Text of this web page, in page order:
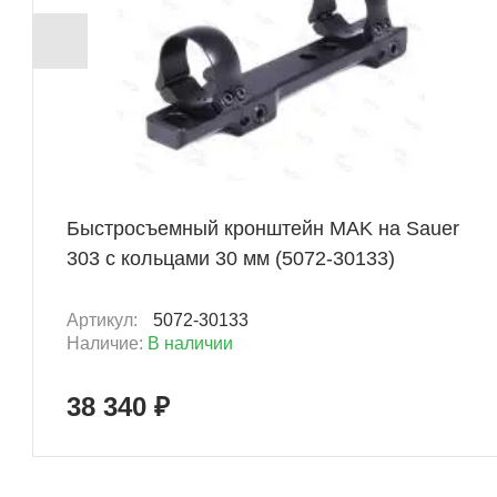
Быстросъемный кронштейн MAK на Sauer
303 с кольцами 30 мм (5072-30133)
Артикул:
5072-30133
Наличие: В наличии
38 340 ₽